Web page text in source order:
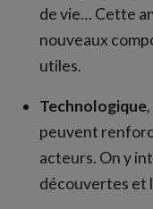
de vie… Cette
nouveaux
utiles.
Technologique,
peuvent
acteurs. On y
découvertes et